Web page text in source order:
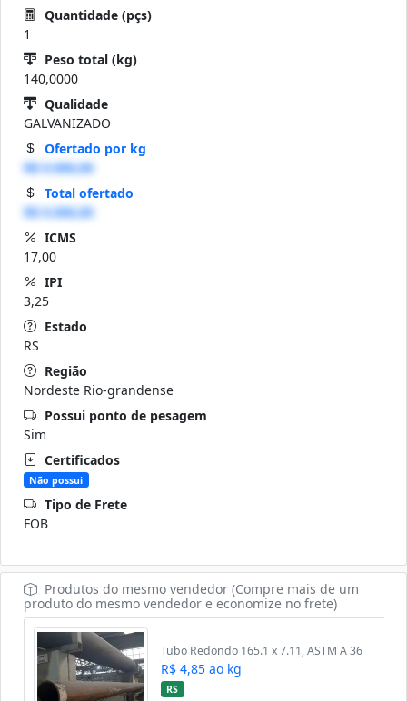
Quantidade (pçs)
1
Peso total (kg)
140,0000
Qualidade
GALVANIZADO
Ofertado por kg
R$ 0.000,00
Total ofertado
R$ 0.000,00
ICMS
17,00
IPI
3,25
Estado
RS
Região
Nordeste Rio-grandense
Possui ponto de pesagem
Sim
Certificados
Não possui
Tipo de Frete
FOB
Produtos do mesmo vendedor (Compre mais de um
produto do mesmo vendedor e economize no frete)
Tubo Redondo 165.1 x 7.11, ASTM A 36
R$ 4,85 ao kg
RS